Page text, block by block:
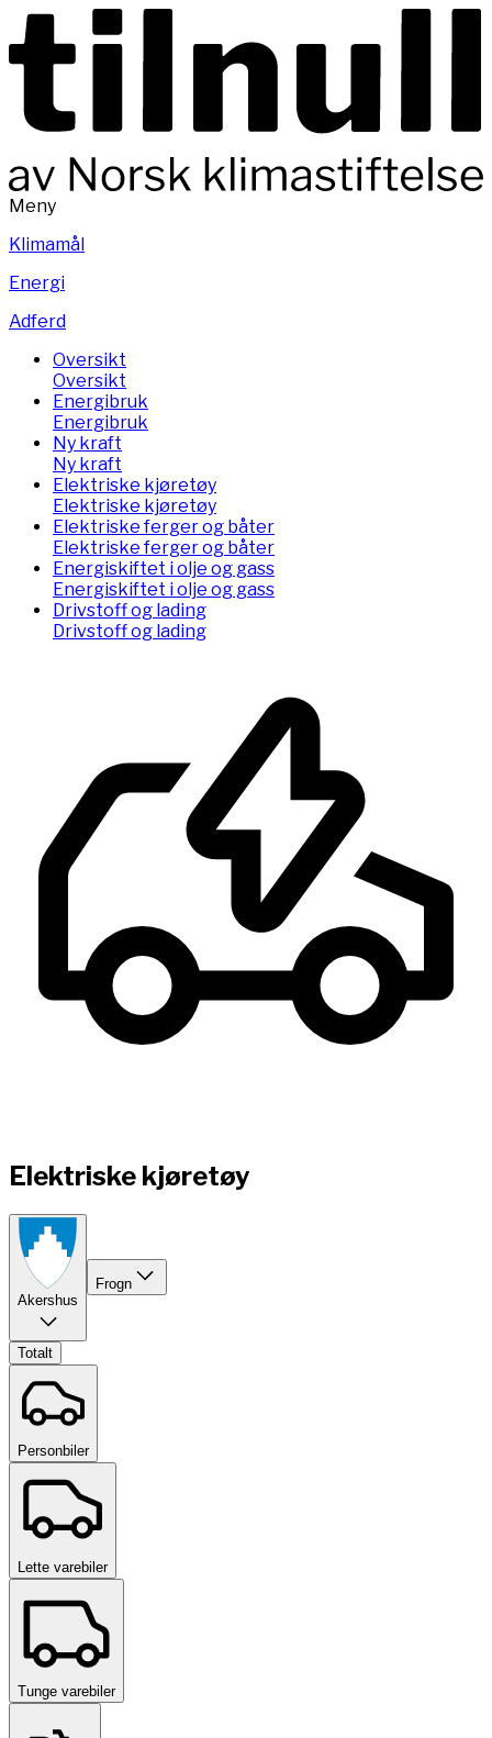
Meny
Klimamål
Energi
Adferd
Oversikt
Oversikt
Energibruk
Energibruk
Ny kraft
Ny kraft
Elektriske kjøretøy
Elektriske kjøretøy
Elektriske ferger og båter
Elektriske ferger og båter
Energiskiftet i olje og gass
Energiskiftet i olje og gass
Drivstoff og lading
Drivstoff og lading
Elektriske kjøretøy
Akershus
Frogn
Totalt
Personbiler
Lette varebiler
Tunge varebiler